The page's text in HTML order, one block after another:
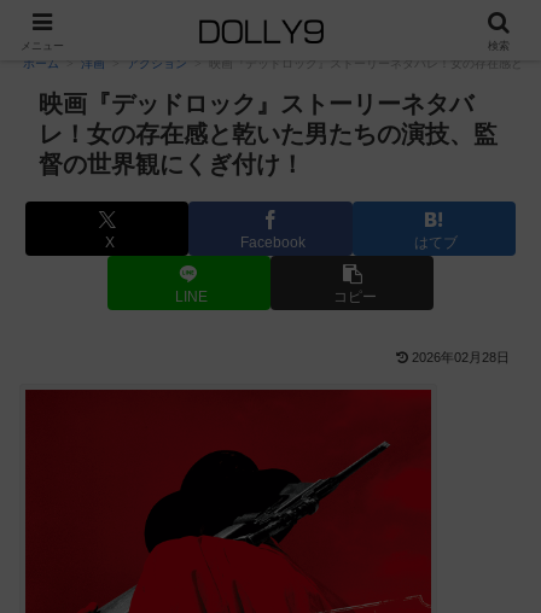
PR
ホーム 洋画 アクション 映画『デッドロック』ストーリーネタバレ！女の存在感と
映画『デッドロック』ストーリーネタバ
レ！女の存在感と乾いた男たちの演技、監
督の世界観にくぎ付け！
X Facebook はてブ
LINE コピー
2026年02月28日
メニュー 検索